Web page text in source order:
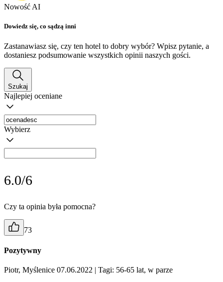
Nowość AI
Dowiedz się, co sądzą inni
Zastanawiasz się, czy ten hotel to dobry wybór? Wpisz pytanie, a
dostaniesz podsumowanie wszystkich opinii naszych gości.
Szukaj
Najlepiej oceniane
Wybierz
6.0/6
Czy ta opinia była pomocna?
73
Pozytywny
Piotr, Myślenice 07.06.2022 | Tagi: 56-65 lat, w parze